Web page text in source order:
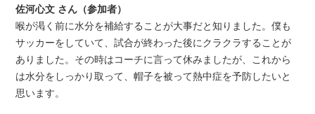
佐河心文 さん（参加者）
喉が渇く前に水分を補給することが大事だと知りました。僕も
サッカーをしていて、試合が終わった後にクラクラすることが
ありました。その時はコーチに言って休みましたが、これから
は水分をしっかり取って、帽子を被って熱中症を予防したいと
思います。